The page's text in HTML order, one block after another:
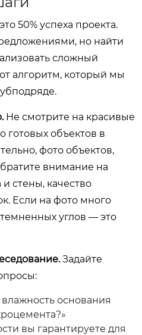
50% успеха проекта.
но найти
сложный
алгоритм, который мы
Не смотрите на красивые
готовых объектов в
фото объектов,
внимание на
стены, качество
Если на фото много
углов — это
Задайте
основания
вы гарантируете для